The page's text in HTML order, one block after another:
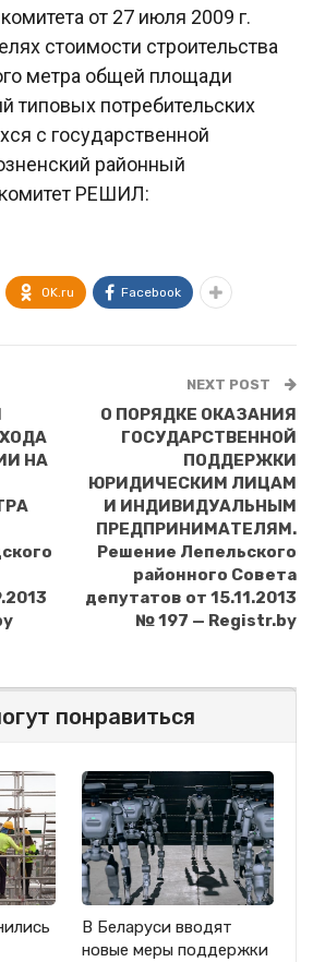
от 27 июля 2009 г.
стоимости строительства
метра общей площади
потребительских
с государственной
районный
РЕШИЛ:
OK.ru Facebook
НА
NEXT POST
О ПОРЯДКЕ ОКАЗАНИЯ
ГОСУДАРСТВЕННОЙ
ПОДДЕРЖКИ
ЮРИДИЧЕСКИМ ЛИЦАМ
И ИНДИВИДУАЛЬНЫМ
ПРЕДПРИНИМАТЕЛЯМ.
Решение Лепельского
районного Совета
депутатов от 15.11.2013
№ 197 — Registr.by
понравиться
В Беларуси вводят
новые меры поддержки